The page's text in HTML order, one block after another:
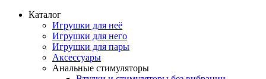
Каталог
Игрушки для неё
Игрушки для него
Игрушки для пары
Аксессуары
Анальные стимуляторы